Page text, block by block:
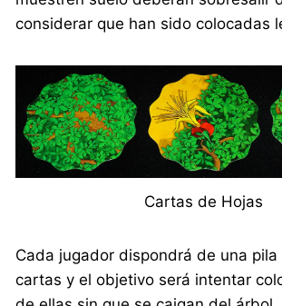
considerar que han sido colocadas
Cartas de Hojas
Cada jugador dispondrá de una
cartas y el objetivo será intentar